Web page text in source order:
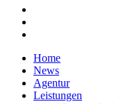
Home
News
Agentur
Leistungen